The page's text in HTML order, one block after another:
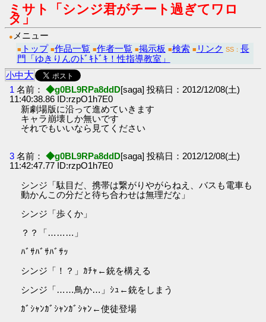
ミサト「シンジ君がチート過ぎてワロ
タ」
● メニュー
■ トップ ■作品一覧 ■作者一覧 ■掲示板 ■検索 ■ リンク SS： 長
門「ゆきりんのﾄﾞｷﾄﾞｷ！性指導教室」
小中大
1 名前： ◆g0BL9RPa8ddD[saga] 投稿日：2012/12/08(土)
11:40:38.86 ID:rzpO1h7E0
新劇場版に沿って進めていきます
キャラ崩壊しか無いです
それでもいいなら見てください
3 名前： ◆g0BL9RPa8ddD[saga] 投稿日：2012/12/08(土)
11:42:47.77 ID:rzpO1h7E0
シンジ「駄目だ、携帯は繋がりやがらねえ、バスも電車も
動かんこの分だと待ち合わせは無理だな」
シンジ「歩くか」
？？「………」
ﾊﾞｻﾊﾞｻﾊﾞｻｯ
シンジ「！？」ｶﾁｬ←銃を構える
シンジ「……鳥か…」ｼｭ←銃をしまう
ｶﾞｼｬﾝｶﾞｼｬﾝｶﾞｼｬﾝ←使徒登場